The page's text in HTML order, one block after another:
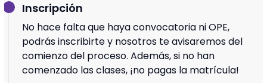
Inscripción
No hace falta que haya convocatoria ni OPE,
podrás inscribirte y nosotros te avisaremos del
comienzo del proceso. Además, si no han
comenzado las clases, ¡no pagas la matrícula!